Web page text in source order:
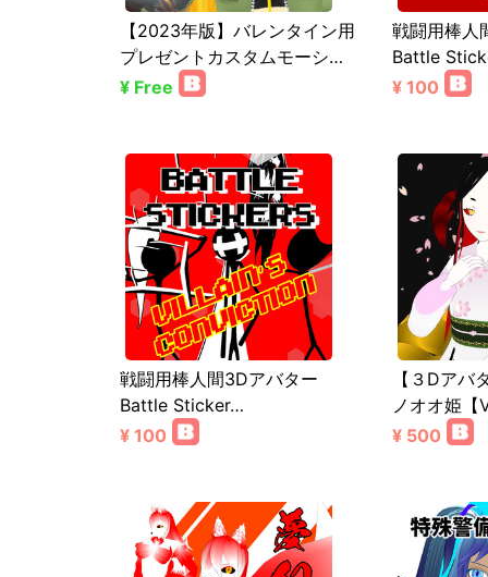
【2023年版】バレンタイン用
プレゼントカスタムモーシ…
¥ Free
戦闘用棒
Battle
¥ 100
戦闘用棒人間3Dアバター
Battle Sticker…
¥ 100
【３Dアバ
ノオオ姫【
¥ 500